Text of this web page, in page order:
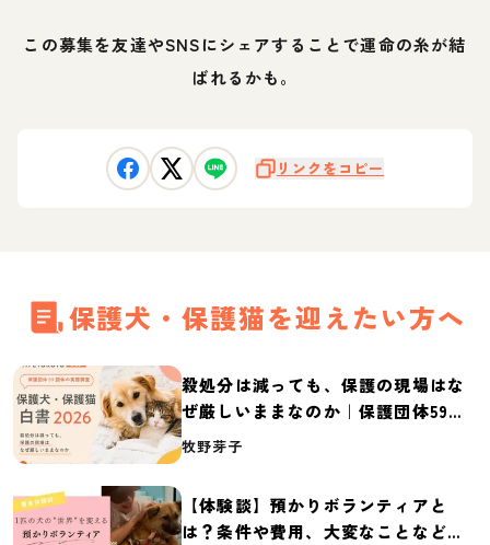
この募集を友達やSNSにシェアすることで運命の糸が結
ばれるかも。
リンクをコピー
保護犬・保護猫を迎えたい方へ
殺処分は減っても、保護の現場はな
ぜ厳しいままなのか｜保護団体59団
体の実態調査【保護犬・保護猫白書
牧野芽子
【体験談】預かりボランティアと
は？条件や費用、大変なことなど紹